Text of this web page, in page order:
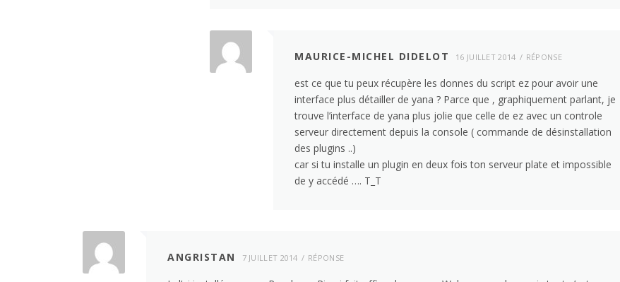
MAURICE-MICHEL DIDELOT 16 JUILLET 2014 RÉPONSE
est ce que tu peux récupère les donnes du script ez pour avoir une
interface plus détailler de yana ? Parce que , graphiquement parlant, je
trouve l’interface de yana plus jolie que celle de ez avec un controle
serveur directement depuis la console ( commande de désinstallation
des plugins ..)
car si tu installe un plugin en deux fois ton serveur plate et impossible
de y accédé …. T_T
ANGRISTAN 7 JUILLET 2014 RÉPONSE